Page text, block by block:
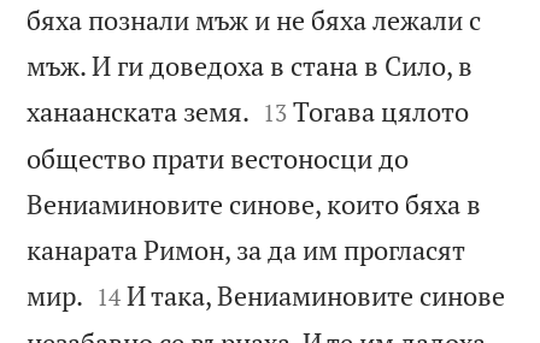
бяха познали мъж и не бяха лежали с
мъж. И ги доведоха в стана в Сило, в
ханаанската земя. 

13 Тогава цялото
общество прати вестоносци до
Вениаминовите синове, които бяха в
канарата Римон, за да им прогласят
мир. 

14 И така, Вениаминовите синове